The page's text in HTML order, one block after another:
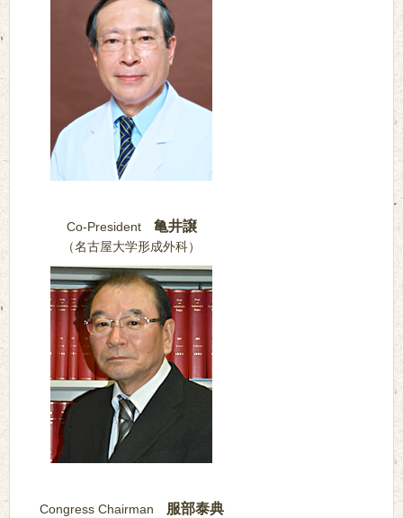
Co-President 亀井譲
（名古屋大学形成外科）
Congress Chairman 服部泰典